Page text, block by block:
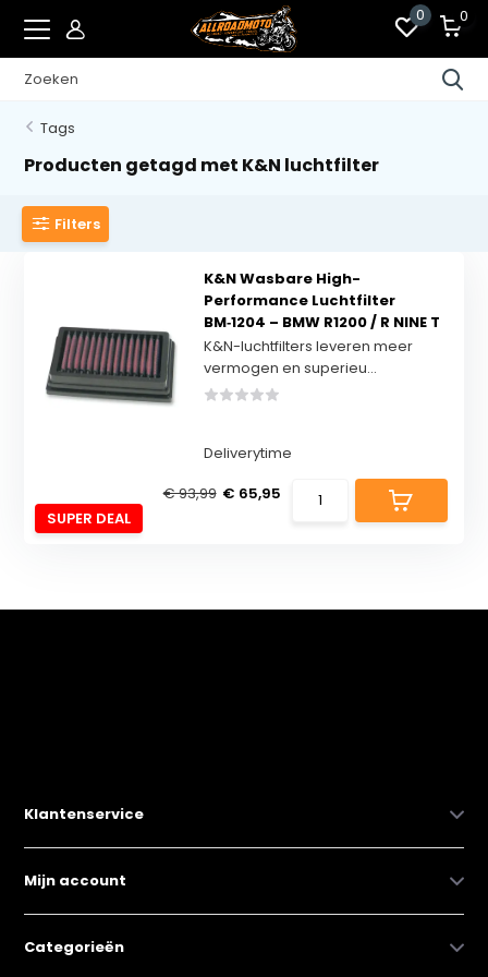
0 0
Tags
Producten getagd met K&N luchtfilter
Filters
SUPER DEAL
K&N Wasbare High-
Performance Luchtfilter
BM‑1204 – BMW R1200 / R NINE T
K&N-luchtfilters leveren meer
vermogen en superieu...
Deliverytime
€ 93,99 € 65,95
Klantenservice
Mijn account
Categorieën